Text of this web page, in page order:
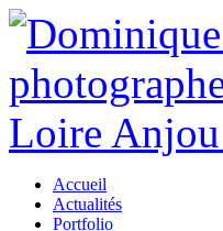
Accueil
Actualités
Portfolio